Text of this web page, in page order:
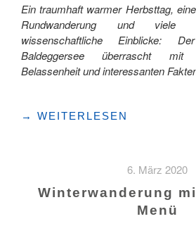
Ein traumhaft warmer Herbsttag,
Rundwanderung und viele
wissenschaftliche Einblicke:
Baldeggersee überrascht mit
Belassenheit und interessanten
"RUNDWEG
→ WEITERLESEN
6. März 2020
Winterwanderung
Menü